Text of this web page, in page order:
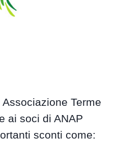
Terme
ai soci di ANAP
sconti come: